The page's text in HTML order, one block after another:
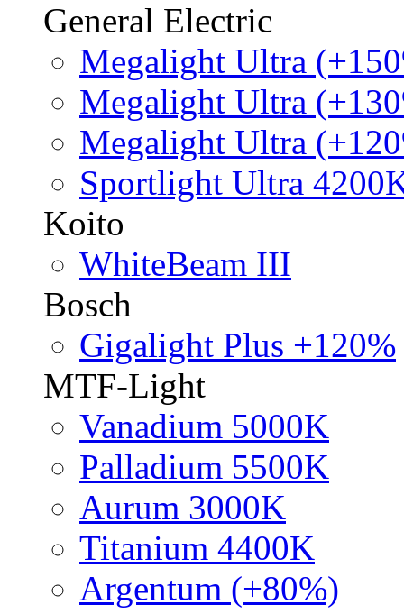
General Electric
Megalight Ultra
Megalight Ultra
Megalight Ultra
Sportlight Ultra
Koito
WhiteBeam III
Bosch
Gigalight Plus +120%
MTF-Light
Vanadium 5000K
Palladium 5500K
Aurum 3000K
Titanium 4400K
Argentum (+80%)